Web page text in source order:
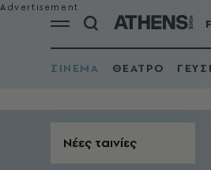
ΣΙΝΕΜΑ ΘΕΑΤΡΟ
Νέες ταινίες